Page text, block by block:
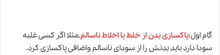
گام اول:پاکسازی بدن از خلط یا اخلاط ناسالم.مثلا اگر کسی غلبه
سودا دارد باید بدنش را از سودای ناسالم واضافی پاکسازی کرد.